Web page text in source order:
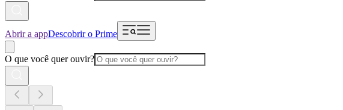
Abrir a appDescobrir o Prime
O que você quer ouvir?